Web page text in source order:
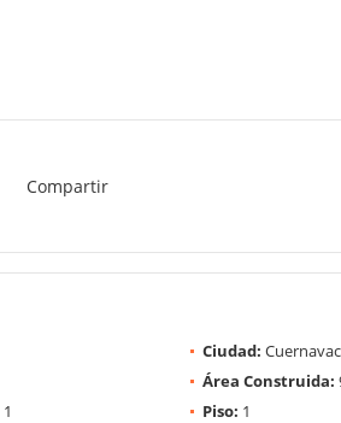
Compartir
Ciudad:
Área Construida:
1 Piso: 1